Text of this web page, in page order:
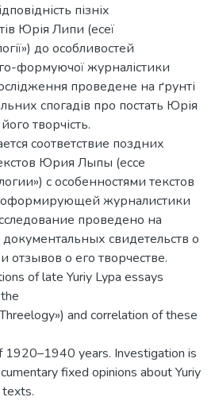
пізніх
Юрія Липи (есеї
до особливостей
формуючої журналістики
проведене на ґрунті
спогадів про постать Юрія
творчість.
соответствие поздних
Юрия Лыпы (ессе
с особенностями текстов
журналистики
проведено на
свидетельств о
о его творчестве.
of late Yuriy Lypa essays
and correlation of these
1920–1940 years. Investigation is
fixed opinions about Yuriy
texts.